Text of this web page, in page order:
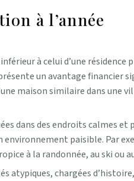
à l’année
à celui d’une
un avantage
maison similaire dans
dans des endroits calmes
paisible. Par
à la randonnée, au ski ou
atypiques, chargées